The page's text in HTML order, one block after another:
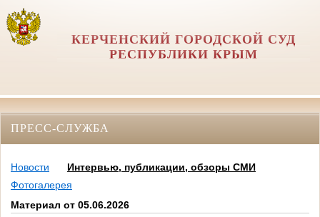
КЕРЧЕНСКИЙ ГОРОДСКОЙ СУД
РЕСПУБЛИКИ КРЫМ
ПРЕСС-СЛУЖБА
Новости
Интервью, публикации, обзоры СМИ
Фотогалерея
Материал от 05.06.2026